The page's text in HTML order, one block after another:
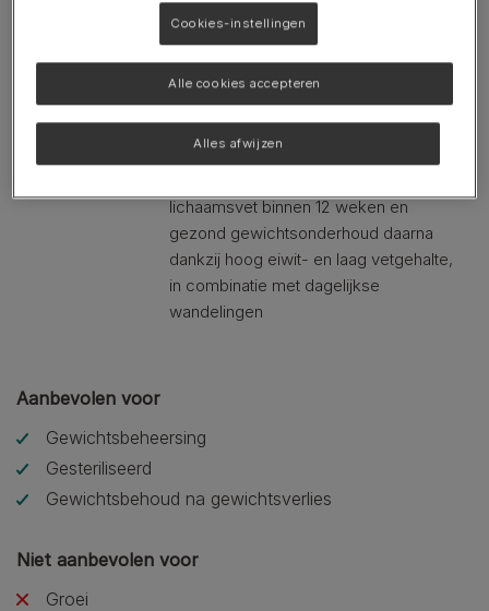
Helpt het hongergevoel te
verminderen door hoog eiwitgehalte,
complexe koolhydraatbronnen en
voldoende vezelniveau
Gewichtsbeheersing
lichaamsvet binnen 12 weken en
gezond gewichtsonderhoud daarna
dankzij hoog eiwit- en laag vetgehalte,
in combinatie met dagelijkse
wandelingen
Aanbevolen voor
Gewichtsbeheersing
Gesteriliseerd
Gewichtsbehoud na gewichtsverlies
Niet aanbevolen voor
Groei
Cookies-instellingen
Alles afwijzen
Alle cookies accepteren